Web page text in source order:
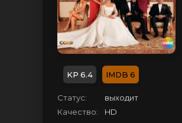
6.4 6
Статус:
выходит
Качество:
HD